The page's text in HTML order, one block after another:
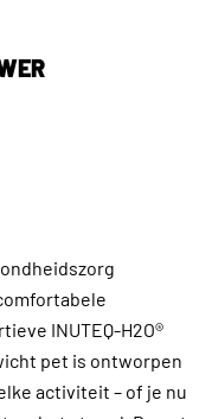
INUTEQ-H2O®
pet is ontworpen
activiteit – of je nu